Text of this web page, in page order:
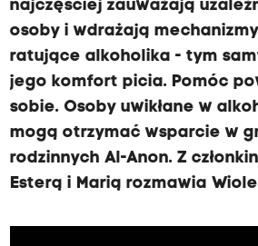
najczęściej zauważają
osoby i wdrażają
ratujące alkoholika - tym
jego komfort picia. Pomóc
sobie. Osoby uwikłane w
mogą otrzymać wsparcie w
rodzinnych Al-Anon. Z
Esterą i Marią rozmawia